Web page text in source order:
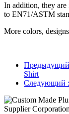
In addition, they
to EN71/ASTM
More colors,
Предыдущий
Shirt
Следующий